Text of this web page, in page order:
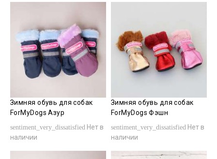
Зимняя обувь для собак
ForMyDogs Азур
sentiment_very_dissatisfied Нет в
наличии
Зимняя обувь для собак
ForMyDogs Фэшн
sentiment_very_dissatisfied Нет в
наличии